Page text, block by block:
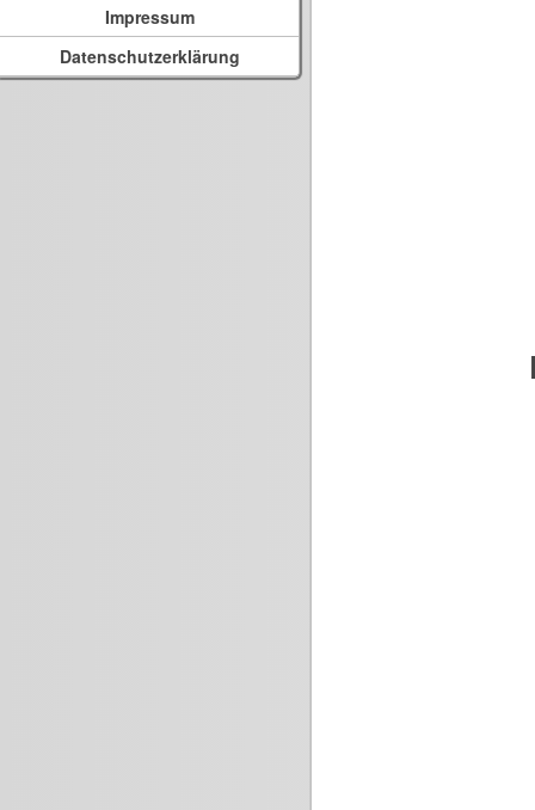
Impressum
Datenschutzerklärung